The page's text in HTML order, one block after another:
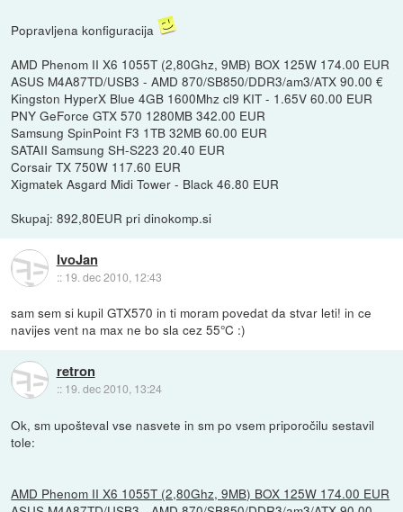
Popravljena konfiguracija
AMD Phenom II X6 1055T (2,80Ghz, 9MB) BOX 125W 174.00 EUR
ASUS M4A87TD/USB3 - AMD 870/SB850/DDR3/am3/ATX 90.00 €
Kingston HyperX Blue 4GB 1600Mhz cl9 KIT - 1.65V 60.00 EUR
PNY GeForce GTX 570 1280MB 342.00 EUR
Samsung SpinPoint F3 1TB 32MB 60.00 EUR
SATAII Samsung SH-S223 20.40 EUR
Corsair TX 750W 117.60 EUR
Xigmatek Asgard Midi Tower - Black 46.80 EUR
Skupaj: 892,80EUR pri dinokomp.si
IvoJan
:: 19. dec 2010, 12:43
sam sem si kupil GTX570 in ti moram povedat da stvar leti! in ce
navijes vent na max ne bo sla cez 55°C :)
retron
:: 19. dec 2010, 13:24
Ok, sm upošteval vse nasvete in sm po vsem priporočilu sestavil
tole:
AMD Phenom II X6 1055T (2,80Ghz, 9MB) BOX 125W 174.00 EUR